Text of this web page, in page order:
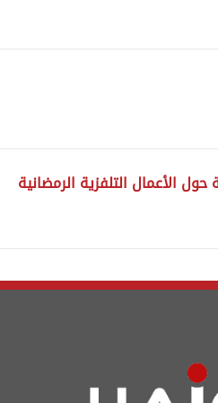
الأعمال التلفزية الرمضانية